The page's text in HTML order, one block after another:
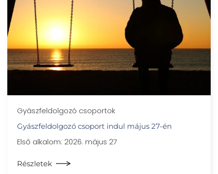
Gyászfeldolgozó csoportok
Gyászfeldolgozó csoport indul május 27-én
Első alkalom: 2026. május 27
Részletek